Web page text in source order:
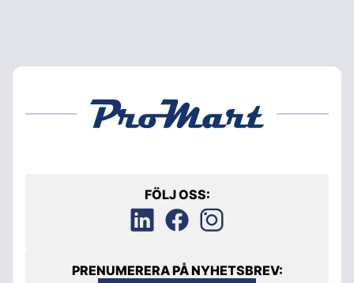
FÖLJ OSS:
PRENUMERERA PÅ NYHETSBREV: